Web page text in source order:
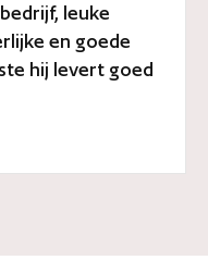
leuke
en goede
hij levert goed